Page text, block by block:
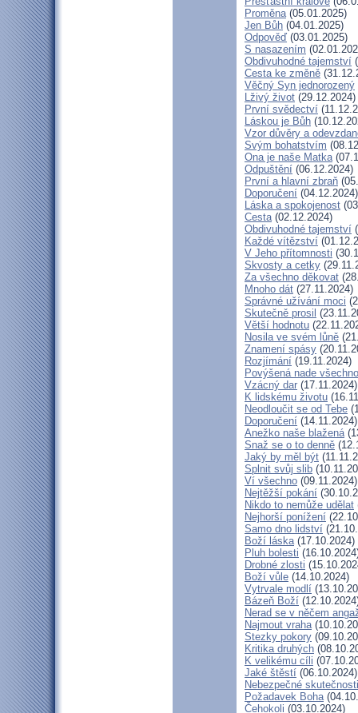
Proměna(05.01.2025)
Jen Bůh (04.01.2025)
Odpověď (03.01.2025)
S nasazením
Obdivuhodné tajemství
Cesta ke změně
Věčný Syn jednorozený
Lživý život (29.12.2024)
První svědectví
Láskou je Bůh
Vzor důvěry a
Svým bohatstvím
Ona je naše Matka
Odpuštění (06.12.2024)
První a hlavní zbraň
Doporučení (04.12.2024)
Láska a spokojenost
Cesta(02.12.2024)
Obdivuhodné tajemství
Každé vítězství
V Jeho přítomnosti
Skvosty a cetky
Za všechno děkovat
Mnoho dát (27.11.2024)
Správné užívání moci
Skutečně prosil
Větší hodnotu
Nosila ve svém lůně
Znamení spásy
Rozjímání (19.11.2024)
Povýšená nade všechno
Vzácný dar (17.11.2024)
K lidskému životu
Neodloučit se od Tebe
Doporučení (14.11.2024)
Anežko naše blažená
Snaž se o to denně
Jaký by měl být
Splnit svůj slib
Ví všechno (09.11.2024)
Nejtěžší pokání
Nikdo to nemůže udělat
Nejhorší ponížení
Samo dno lidství
Boží láska(17.10.2024)
Pluh bolesti
Drobné zlosti
Boží vůle (14.10.2024)
Vytrvale modlí
Bázeň Boží
Nerad se v něčem
Najmout vraha
Stezky pokory
Kritika druhých
K velikému cíli
Jaké štěstí (06.10.2024)
Nebezpečné skutečnosti
Požadavek Boha
Čehokoli (03.10.2024)